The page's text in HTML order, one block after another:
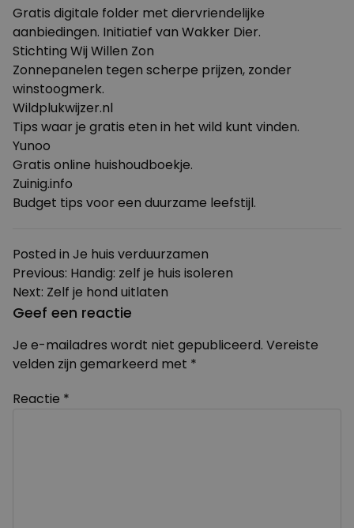
Gratis digitale folder met diervriendelijke
aanbiedingen. Initiatief van Wakker Dier.
Stichting Wij Willen Zon
Zonnepanelen tegen scherpe prijzen, zonder
winstoogmerk.
Wildplukwijzer.nl
Tips waar je gratis eten in het wild kunt vinden.
Yunoo
Gratis online huishoudboekje.
Zuinig.info
Budget tips voor een duurzame leefstijl.
Posted in Je huis verduurzamen
Bericht
navigatie
Previous: Handig: zelf je huis isoleren
Next: Zelf je hond uitlaten
Geef een reactie
Je e-mailadres wordt niet gepubliceerd. Vereiste
velden zijn gemarkeerd met *
Reactie *